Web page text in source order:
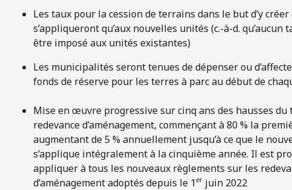
Les taux pour la cession de terrains dans le but d’y créer
s’appliqueront qu’aux nouvelles unités (c.-à-d. qu’aucun
être imposé aux unités existantes)
Les municipalités seront tenues de dépenser ou
fonds de réserve pour les terres à parc au début de
Mise en œuvre progressive sur cinq ans des hausses du
redevance d’aménagement, commençant à 80 % la
augmentant de 5 % annuellement jusqu’à ce que le
s’applique intégralement à la cinquième année. Il est
appliquer à tous les nouveaux règlements sur les
d’aménagement adoptés depuis le 1 er juin 2022